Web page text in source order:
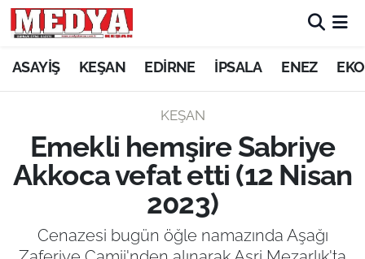
ASAYİŞ KEŞAN EDİRNE İPSALA ENEZ
KEŞAN
Emekli hemşire Sabriye
Akkoca vefat etti (12 Nisan
2023)
Cenazesi bugün öğle namazında Aşağı
KEŞAN
ASAYİŞ
SİYASET
GÜNDEM